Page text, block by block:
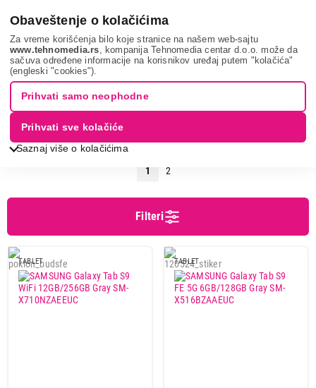
Obaveštenje o kolačićima
Za vreme korišćenja bilo koje stranice na našem web-sajtu
www.tehnomedia.rs , kompanija Tehnomedia centar d.o.o. može da
sačuva određene informacije na korisnikov uređaj putem "kolačića"
(engleski "cookies").
Saznaj više o kolačićima
Prihvati samo neophodne
Prihvati sve kolačiće
Pretraga Galaxy Z Flip5
PRETRAGA: GALAXY Z FLIP5
Sortiranje Prikaz
1 2
Filteri
TABLET TABLET